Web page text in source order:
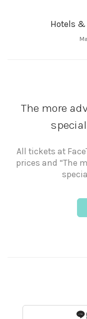
Hotels
The more
All tickets at
prices and “The